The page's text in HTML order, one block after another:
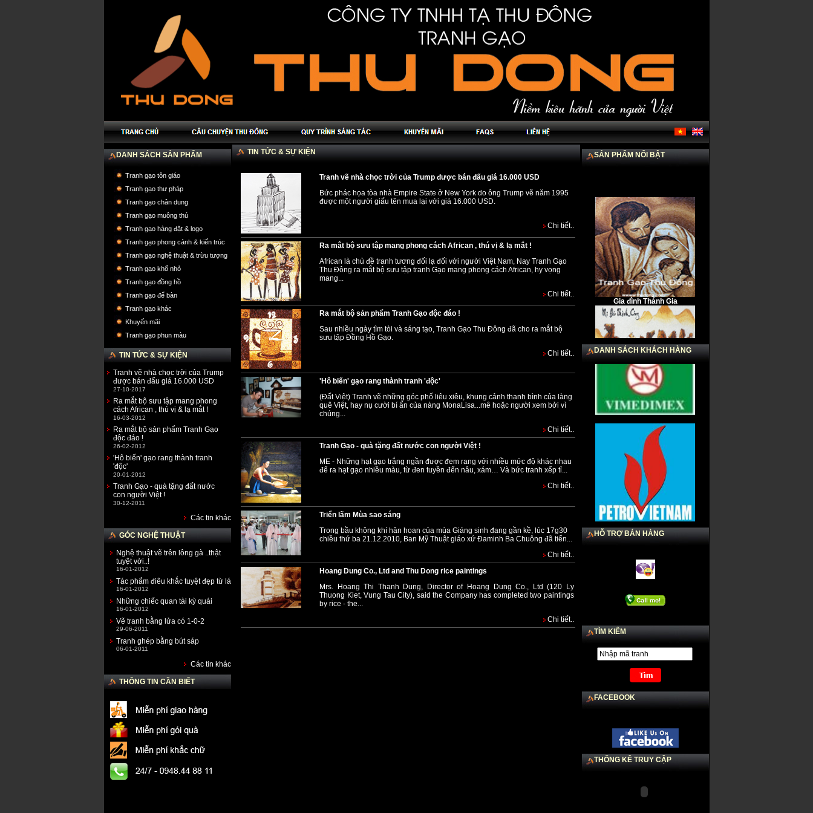
DANH SÁCH SẢN PHẨM
Tranh gạo tôn giáo
Tranh gạo thư pháp
Tranh gạo chân dung
Tranh gạo muông thú
Tranh gạo hàng đặt & logo
Tranh gạo phong cảnh & kiến trúc
Tranh gạo nghệ thuật & trừu tượng
Tranh gạo khổ nhỏ
Tranh gạo đồng hồ
Tranh gạo để bàn
Tranh gạo khác
Khuyến mãi
Tranh gạo phun màu
TIN TỨC & SỰ KIỆN
Tranh vẽ nhà chọc trời của Trump
được bán đấu giá 16.000 USD
27-10-2017
Ra mắt bộ sưu tập mang phong
cách African , thú vị & lạ mắt !
16-03-2012
Ra mắt bộ sản phẩm Tranh Gạo
độc đáo !
26-02-2012
'Hô biến' gạo rang thành tranh
'độc'
20-01-2012
Tranh Gạo - quà tặng đất nước
con người Việt !
30-12-2011
Các tin khác
GÓC NGHỆ THUẬT
Nghệ thuật vẽ trên lông gà ..thật
tuyệt vời..!
16-01-2012
Tác phẩm điêu khắc tuyệt đẹp từ lá
16-01-2012
Những chiếc quan tài kỳ quái
16-01-2012
Vẽ tranh bằng lửa có 1-0-2
29-06-2011
Tranh ghép bằng bút sáp
06-01-2011
Các tin khác
THÔNG TIN CẦN BIẾT
TIN TỨC & SỰ KIỆN
Tranh vẽ nhà chọc trời của Trump được bán đấu giá 16.000 USD
Bức phác họa tòa nhà Empire State ở New York do ông Trump vẽ năm 1995
được một người giấu tên mua lại với giá 16.000 USD.
Chi tiết..
Ra mắt bộ sưu tập mang phong cách African , thú vị & lạ mắt !
African là chủ đề tranh tương đối lạ đối với người Việt Nam, Nay Tranh Gạo
Thu Đông ra mắt bộ sưu tập tranh Gạo mang phong cách African, hy vọng
mang...
Chi tiết..
Ra mắt bộ sản phẩm Tranh Gạo độc đáo !
Sau nhiều ngày tìm tòi và sáng tạo, Tranh Gạo Thu Đông đã cho ra mắt bộ
sưu tập Đồng Hồ Gạo.
Chi tiết..
'Hô biến' gạo rang thành tranh 'độc'
(Đất Việt) Tranh vẽ những góc phố liêu xiêu, khung cảnh thanh bình của làng
quê Việt, hay nụ cười bí ẩn của nàng MonaLisa...mê hoặc người xem bởi vì
chúng...
Chi tiết..
Tranh Gạo - quà tặng đất nước con người Việt !
ME - Những hạt gạo trắng ngần được đem rang với nhiều mức độ khác nhau
để ra hạt gạo nhiều màu, từ đen tuyền đến nâu, xám… Và bức tranh xếp tỉ...
Chi tiết..
Triển lãm Mùa sao sáng
Trong bầu không khí hân hoan của mùa Giáng sinh đang gần kề, lúc 17g30
chiều thứ ba 21.12.2010, Ban Mỹ Thuật giáo xứ Đaminh Ba Chuông đã tiến...
Chi tiết..
Hoang Dung Co., Ltd and Thu Dong rice paintings
Mrs. Hoang Thi Thanh Dung, Director of Hoang Dung Co., Ltd (120 Ly
Thuong Kiet, Vung Tau City), said the Company has completed two paintings
by rice - the...
Chi tiết..
SẢN PHẨM NỔI BẬT
Gia đình Thánh Gia
Mã Đáo Thành Công 2014
Chú rể & Cô dâu
Nhà Thờ Tắc Sậy
DANH SÁCH KHÁCH HÀNG
HỖ TRỢ BÁN HÀNG
TÌM KIẾM
FACEBOOK
THỐNG KÊ TRUY CẬP